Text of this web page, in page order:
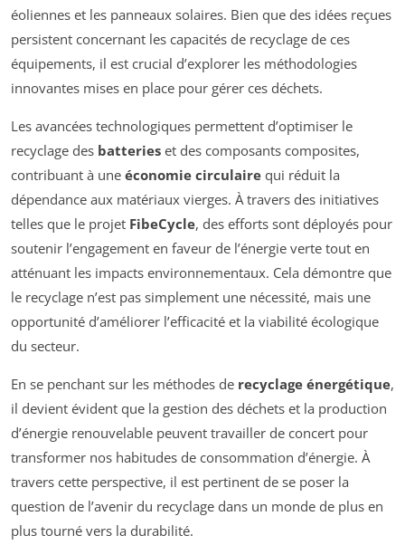
éoliennes et les panneaux solaires. Bien que des idées reçues
persistent concernant les capacités de recyclage de ces
équipements, il est crucial d’explorer les méthodologies
innovantes mises en place pour gérer ces déchets.
Les avancées technologiques permettent d’optimiser le
recyclage des batteries et des composants composites,
contribuant à une économie circulaire qui réduit la
dépendance aux matériaux vierges. À travers des initiatives
telles que le projet FibeCycle, des efforts sont déployés pour
soutenir l’engagement en faveur de l’énergie verte tout en
atténuant les impacts environnementaux. Cela démontre que
le recyclage n’est pas simplement une nécessité, mais une
opportunité d’améliorer l’efficacité et la viabilité écologique
du secteur.
En se penchant sur les méthodes de recyclage énergétique,
il devient évident que la gestion des déchets et la production
d’énergie renouvelable peuvent travailler de concert pour
transformer nos habitudes de consommation d’énergie. À
travers cette perspective, il est pertinent de se poser la
question de l’avenir du recyclage dans un monde de plus en
plus tourné vers la durabilité.